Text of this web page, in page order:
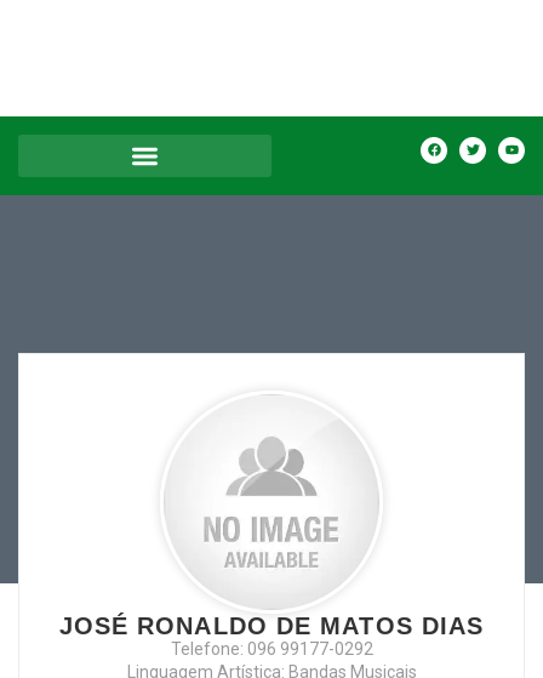
JOSÉ RONALDO DE MATOS DIAS
Telefone: 096 99177-0292
Linguagem Artística: Bandas Musicais